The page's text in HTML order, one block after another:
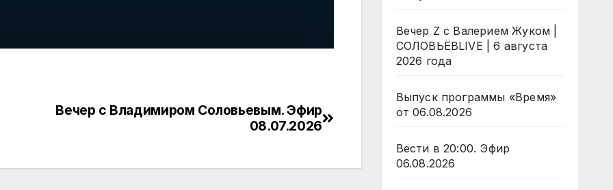
Вечер с Владимиром Соловьевым. Эфир
08.07.2026
Вечер Z с Валерием Жуком |
СОЛОВЬЁВLIVE | 6 августа
2026 года
Выпуск программы «Время»
от 06.08.2026
Вести в 20:00. Эфир
06.08.2026